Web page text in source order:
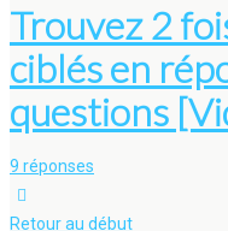
Trouvez 2
ciblés en
questions
9 réponses
Retour au début